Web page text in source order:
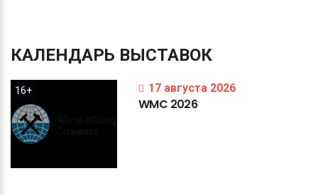
КАЛЕНДАРЬ ВЫСТАВОК
16+ 17 августа 2026
WMC 2026